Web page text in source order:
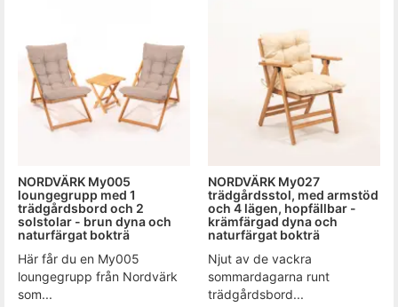
NORDVÄRK My005
loungegrupp med 1
trädgårdsbord och 2
solstolar - brun dyna och
naturfärgat bokträ
Här får du en My005
loungegrupp från Nordvärk
som...
NORDVÄRK My027
trädgårdsstol, med armstöd
och 4 lägen, hopfällbar -
krämfärgad dyna och
naturfärgat bokträ
Njut av de vackra
sommardagarna runt
trädgårdsbord...